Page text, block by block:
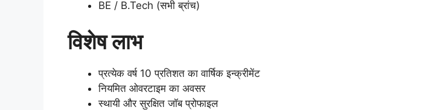
BE / B.Tech (सभी ब्रांच)
विशेष लाभ
प्रत्येक वर्ष 10 प्रतिशत का वार्षिक इन्क्रीमेंट
नियमित ओवरटाइम का अवसर
स्थायी और सुरक्षित जॉब प्रोफाइल